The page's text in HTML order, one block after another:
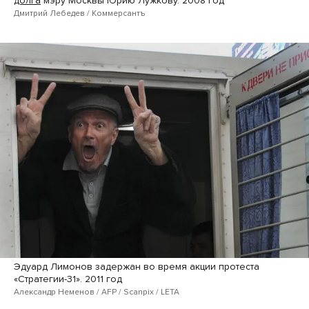
Дмитрий Лебедев / Коммерсантъ
Эдуард Лимонов задержан во время акции протеста
«Стратегии-31». 2011 год
Александр Неменов / AFP / Scanpix / LETA